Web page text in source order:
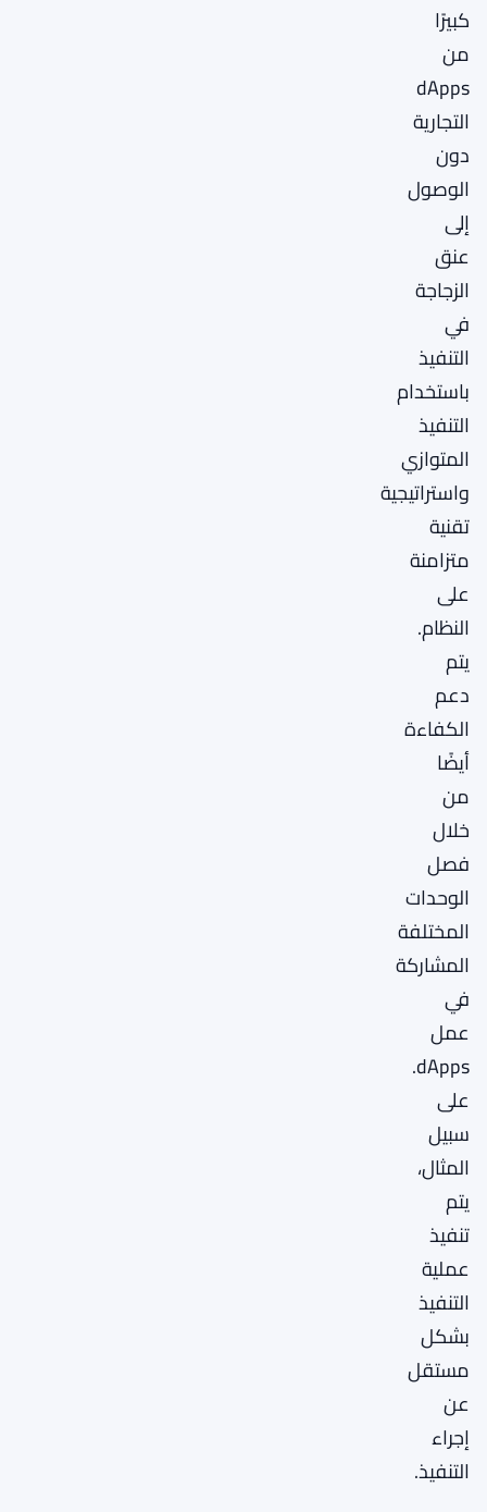
كبيرًا
من
dApps
التجارية
دون
الوصول
إلى
عنق
الزجاجة
في
التنفيذ
باستخدام
التنفيذ
المتوازي
واستراتيجية
تقنية
متزامنة
على
النظام.
يتم
دعم
الكفاءة
أيضًا
من
خلال
فصل
الوحدات
المختلفة
المشاركة
في
عمل
dApps.
على
سبيل
المثال،
يتم
تنفيذ
عملية
التنفيذ
بشكل
مستقل
عن
إجراء
التنفيذ.